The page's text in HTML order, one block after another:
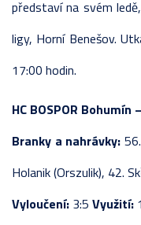
představí na svém
ligy, Horní Benešov.
17:00 hodin.
HC BOSPOR
Branky a nahrávky:
Holanik (Orszulik), 42.
Vyloučení: 3:5Využití: